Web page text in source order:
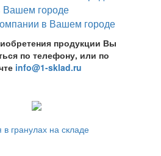
продукции Вы
по телефону, или по
info@1-sklad.ru
гранулах на складе